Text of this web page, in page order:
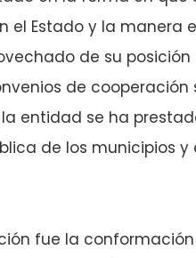
Estado y la manera
de su posición
de
entidad se ha
de los municipios y
fue la